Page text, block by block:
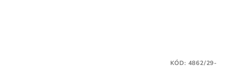
KÓD: 4862/29-